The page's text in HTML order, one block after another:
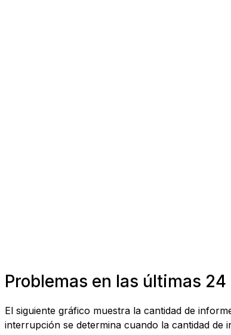
Problemas en las últimas
El siguiente gráfico muestra la cantidad de
interrupción se determina cuando la cantidad